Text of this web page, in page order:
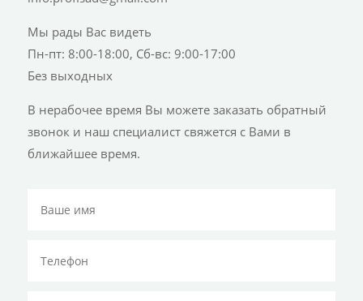
Мы рады Вас видеть
Пн-пт: 8:00-18:00, Сб-вс: 9:00-17:00
Без выходных
В нерабочее время Вы можете заказать обратный
звонок и наш специалист свяжется с Вами в
ближайшее время.